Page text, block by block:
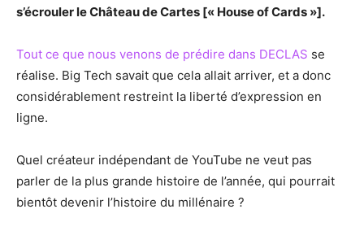
s’écrouler le Château de Cartes [« House of Cards »].
Tout ce que nous venons de prédire dans DECLAS se
réalise. Big Tech savait que cela allait arriver, et a donc
considérablement restreint la liberté d’expression en
ligne.
Quel créateur indépendant de YouTube ne veut pas
parler de la plus grande histoire de l’année, qui pourrait
bientôt devenir l’histoire du millénaire ?